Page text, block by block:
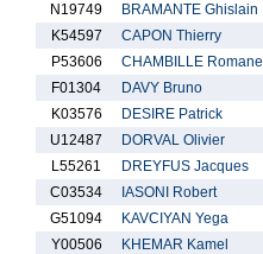
N19749
BRAMANTE Ghislain
K54597
CAPON Thierry
P53606
CHAMBILLE Romane
F01304
DAVY Bruno
K03576
DESIRE Patrick
U12487
DORVAL Olivier
L55261
DREYFUS Jacques
C03534
IASONI Robert
G51094
KAVCIYAN Yega
Y00506
KHEMAR Kamel